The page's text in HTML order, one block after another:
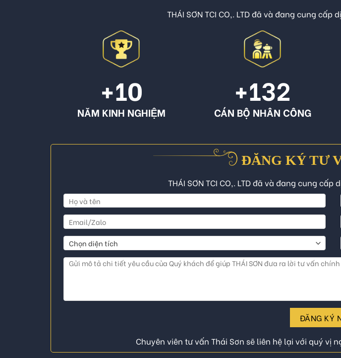
THÁI SƠN TCI CO,. LTD đã và đang cung
+10
NĂM KINH NGHIỆM
+132
CÁN BỘ NHÂN CÔNG
ĐĂNG KÝ TƯ
THÁI SƠN TCI CO,. LTD đã và đang cung
ĐĂNG KÝ
Chuyên viên tư vấn Thái Sơn sẽ liên hệ lại với quý vị